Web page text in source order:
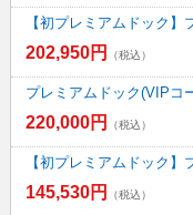
【初プレミアムドック
202,950円 （税込）
プレミアムドック(VIPコ
220,000円 （税込）
【初プレミアムドック
145,530円 （税込）